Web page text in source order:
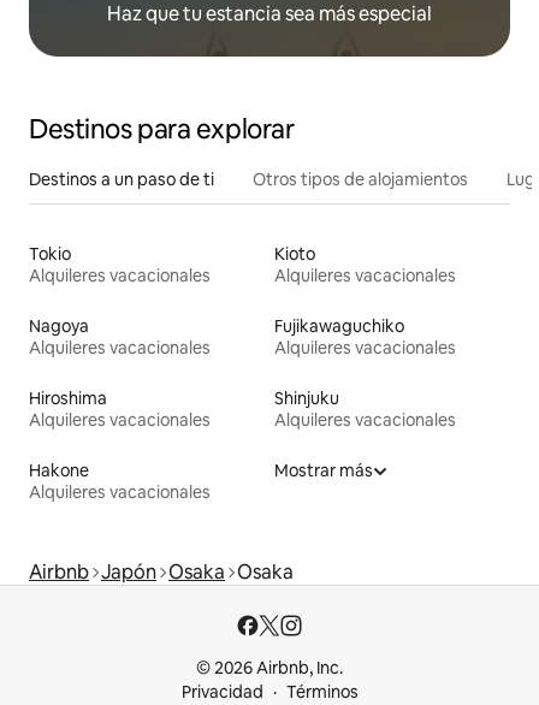
Haz que tu estancia sea más especial
Destinos para explorar
Destinos a un paso de ti Otros tipos de alojamientos
Tokio
Alquileres vacacionales
Kioto
Alquileres vacacionales
Nagoya
Alquileres vacacionales
Fujikawaguchiko
Alquileres vacacionales
Hiroshima
Alquileres vacacionales
Shinjuku
Alquileres vacacionales
Hakone
Alquileres vacacionales
Mostrar más
Airbnb Japón Osaka Osaka
© 2026 Airbnb, Inc.
Privacidad
Términos